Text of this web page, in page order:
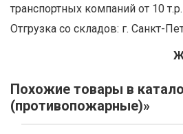
транспортных компаний от 10 т.р.
Отгрузка со складов: г. Санкт-
Похожие товары в
(противопожарные)»